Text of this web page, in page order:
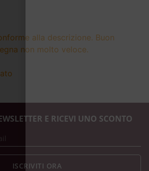
alla descrizione. Buon
non molto veloce.
E RICEVI UNO SCONTO
ISCRIVITI ORA